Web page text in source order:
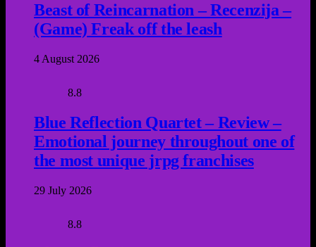
Beast of Reincarnation – Recenzija –
(Game) Freak off the leash
4 August 2026
8.8
Blue Reflection Quartet – Review –
Emotional journey throughout one of
the most unique jrpg franchises
29 July 2026
8.8